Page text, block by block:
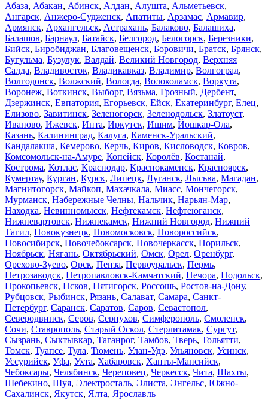
Абаза, Абакан, Абинск, Алдан, Алушта, Альметьевск,
Ангарск, Анжеро-Судженск, Апатиты, Арзамас, Армавир,
Армянск, Архангельск, Астрахань, Балаково, Балашиха,
Балашов, Барнаул, Батайск, Белгород, Белогорск, Березники,
Бийск, Биробиджан, Благовещенск, Боровичи, Братск, Брянск,
Бугульма, Бузулук, Валдай, Великий Новгород, Верхняя
Салда, Владивосток, Владикавказ, Владимир, Волгоград,
Волгодонск, Волжский, Вологда, Волоколамск, Воркута,
Воронеж, Воткинск, Выборг, Вязьма, Грозный, Дербент,
Дзержинск, Евпатория, Егорьевск, Ейск, Екатеринбург, Елец,
Елизово, Завитинск, Зеленогорск, Зеленодольск, Златоуст,
Иваново, Ижевск, Инта, Иркутск, Ишим, Йошкар-Ола,
Казань, Калининград, Калуга, Каменск-Уральский,
Кандалакша, Кемерово, Керчь, Киров, Кисловодск, Ковров,
Комсомольск-на-Амуре, Копейск, Королёв, Костанай,
Кострома, Котлас, Краснодар, Краснокаменск, Красноярск,
Кумертау, Курган, Курск, Липецк, Луганск, Лысьва, Магадан,
Магнитогорск, Майкоп, Махачкала, Миасс, Мончегорск,
Мурманск, Набережные Челны, Нальчик, Нарьян-Мар,
Находка, Невинномысск, Нефтекамск, Нефтеюганск,
Нижневартовск, Нижнекамск, Нижний Новгород, Нижний
Тагил, Новокузнецк, Новомосковск, Новороссийск,
Новосибирск, Новочебоксарск, Новочеркасск, Норильск,
Ноябрьск, Нягань, Октябрьский, Омск, Орел, Оренбург,
Орехово-Зуево, Орск, Пенза, Первоуральск, Пермь,
Петрозаводск, Петропавловск-Камчатский, Печора, Подольск,
Прокопьевск, Псков, Пятигорск, Россошь, Ростов-на-Дону,
Рубцовск, Рыбинск, Рязань, Салават, Самара, Санкт-
Петербург, Саранск, Саратов, Саров, Севастопол,
Северодвинск, Серов, Серпухов, Симферополь, Смоленск,
Сочи, Ставрополь, Старый Оскол, Стерлитамак, Сургут,
Сызрань, Сыктывкар, Таганрог, Тамбов, Тверь, Тольятти,
Томск, Туапсе, Тула, Тюмень, Улан-Удэ, Ульяновск, Усинск,
Уссурийск, Уфа, Ухта, Хабаровск, Ханты-Мансийск,
Чебоксары, Челябинск, Череповец, Черкесск, Чита, Шахты,
Шебекино, Шуя, Электросталь, Элиста, Энгельс, Южно-
Сахалинск, Якутск, Ялта, Ярославль